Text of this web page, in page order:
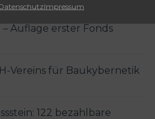
Impressum
für
Auflage erster Fonds
Vereins für Baukybernetik
122 bezahlbare